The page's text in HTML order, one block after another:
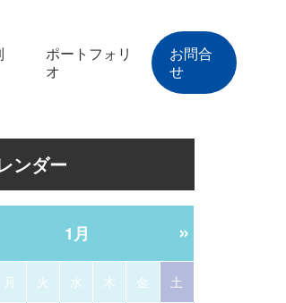
ポートフォリ
オ
お問合
せ
ンダー
1月 »
月 火 水 木 金 土